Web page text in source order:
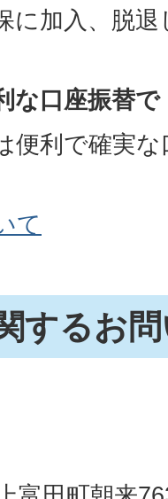
加入、脱退
な口座振替で
利で確実な
て
するお